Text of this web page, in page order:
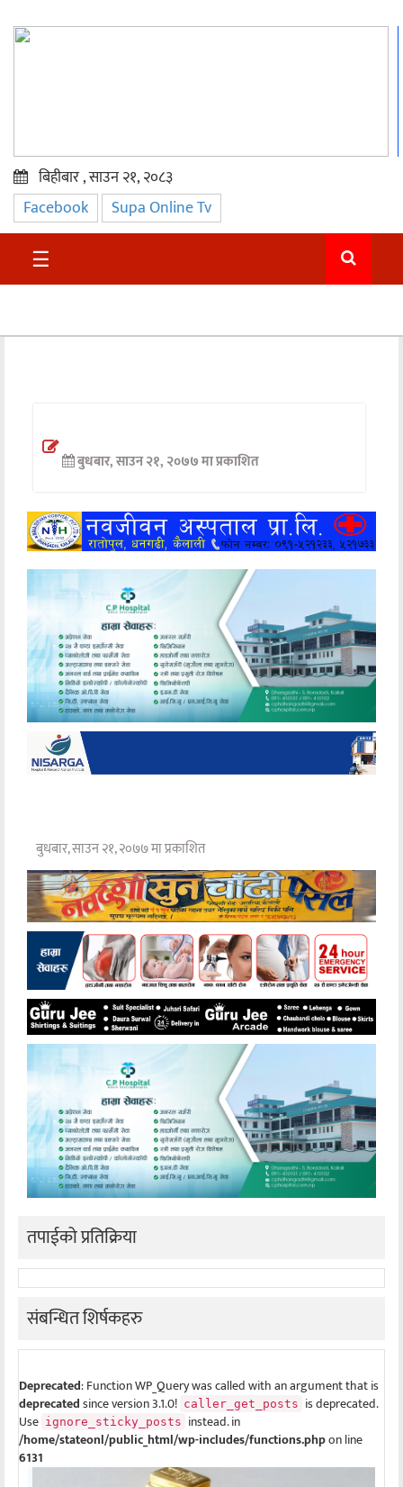
प्रमुख
समाचार
सुदुर
अन्तर्वार्ता
खेलकुद
मनोरञ्जन
अन्य
बिहीबार , साउन २१, २०८३
Facebook Supa Online Tv
☰
बुधबार, साउन २१, २०७७ मा प्रकाशित
बुधबार, साउन २१, २०७७ मा प्रकाशित
तपाईको प्रतिक्रिया
संबन्धित शिर्षकहरु
Deprecated: Function WP_Query was called with an argument that is
deprecatedsince version 3.1.0! caller_get_posts is deprecated.
Use ignore_sticky_posts instead. in
/home/stateonl/public_html/wp-includes/functions.phpon line
6131